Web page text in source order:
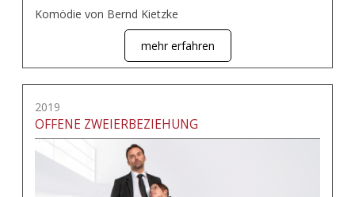
Komödie von Bernd Kietzke
mehr erfahren
2019
OFFENE ZWEIERBEZIEHUNG